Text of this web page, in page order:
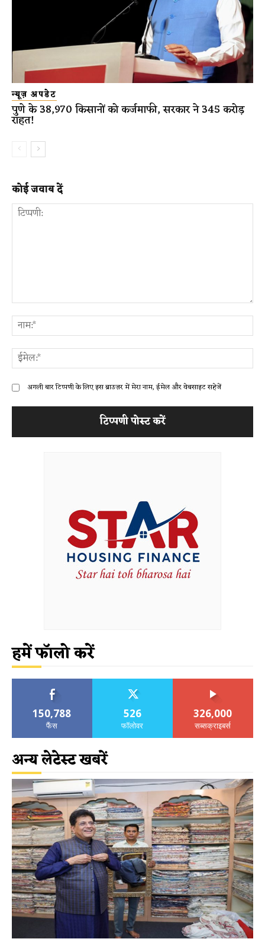
न्यूज़ अपडेट
पुणे के 38,970 किसानों को कर्जमाफी, सरकार ने 345 करोड़
राहत!
कोई जवाब दें
अगली बार टिप्पणी के लिए इस ब्राउज़र में मेरा नाम, ईमेल और वेबसाइट सहेजें
हमें फॉलो करें
150,788
फैंस
526
फॉलोवर
326,000
सब्सक्राइबर्स
अन्य लेटेस्ट खबरें